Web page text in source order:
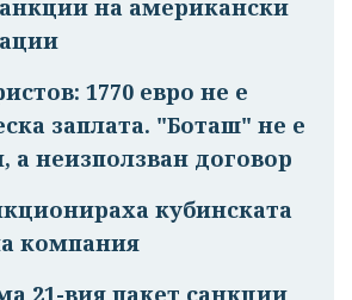
на американски
1770 евро не е
заплата. "Боташ" не е
а неизползван договор
кубинската
компания
21-вия пакет санкции